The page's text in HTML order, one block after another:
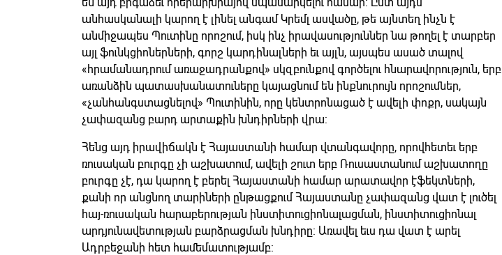
անհասկանալի կարող է լինել անգամ Կրեմլ ասվածը, թե այնտեղ ինչն է
անմիջապես Պուտինը որոշում, իսկ ինչ իրավասություններ նա թողել է տարբեր
այլ ֆունկցիոներների, գորշ կարդինալների եւ այլն, այսպես ասած տալով
«հրամանադրում առաջադրանքով» սկզբունքով գործելու հնարավորություն, երբ
առանձին պատասխանատուները կայացնում են ինքնուրույն որոշումներ,
«չանհանգստացնելով» Պուտինին, որը կենտրոնացած է ավելի փոքր, սակայն
չափազանց բարդ արտաքին խնդիրների վրա:
Հենց այդ իրավիճակն է Հայաստանի համար վտանգավորը, որովհետեւ երբ
ռուսական բուրգը չի աշխատում, ավելի շուտ երբ Ռուսաստանում աշխատողը
բուրգը չէ, դա կարող է բերել Հայաստանի համար արատավոր էֆեկտների,
քանի որ անցնող տարիների ընթացքում Հայաստանը չափազանց վատ է լուծել
հայ-ռուսական հարաբերության ինստիտուցիոնալացման, ինստիտուցիոնալ
արդյունավետության բարձրացման խնդիրը: Առավել եւս դա վատ է արել
Ադրբեջանի հետ համեմատությամբ: